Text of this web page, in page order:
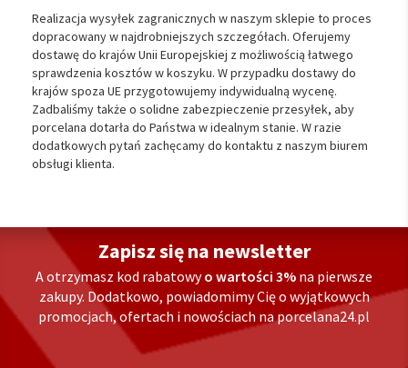
Realizacja wysyłek zagranicznych w naszym sklepie to proces
dopracowany w najdrobniejszych szczegółach. Oferujemy
dostawę do krajów Unii Europejskiej z możliwością łatwego
sprawdzenia kosztów w koszyku. W przypadku dostawy do
krajów spoza UE przygotowujemy indywidualną wycenę.
Zadbaliśmy także o solidne zabezpieczenie przesyłek, aby
porcelana dotarła do Państwa w idealnym stanie. W razie
dodatkowych pytań zachęcamy do kontaktu z naszym biurem
obsługi klienta.
Zapisz się na newsletter
A otrzymasz kod rabatowyo wartości 3% na pierwsze
zakupy. Dodatkowo, powiadomimy Cię o wyjątkowych
promocjach, ofertach i nowościach na porcelana24.pl